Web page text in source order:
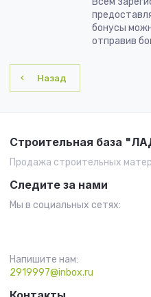
бонусы
отправив
Назад
Строительная база
Продажа строительных
Следите за нами
Мы в социальных сетях:
Напишите нам:
2919997@inbox.ru